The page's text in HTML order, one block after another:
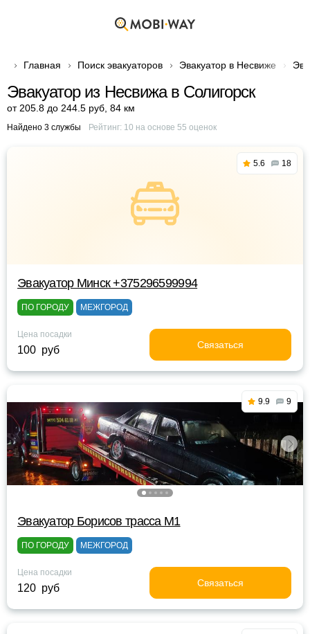
Главная Поиск эвакуаторов Эвакуатор в Несвиже
Эвакуатор из Несвижа в Солигорск
от 205.8 до 244.5 руб 84 км
Найдено 3 службы Рейтинг: 10 на основе 55 оценок
5.6 18
Эвакуатор Минск +375296599994
ПО ГОРОДУ МЕЖГОРОД
Цена посадки
100 руб Связаться
9.9 9
Эвакуатор Борисов трасса М1
ПО ГОРОДУ МЕЖГОРОД
Цена посадки
120 руб Связаться